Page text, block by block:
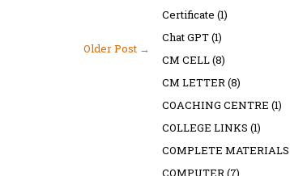
Older Post →
Certificate (1)
Chat GPT(1)
CM CELL(8)
CM LETTER(8)
COACHING CENTRE (1)
COLLEGE LINKS (1)
COMPLETE MATERIALS
COMPUTER(7)